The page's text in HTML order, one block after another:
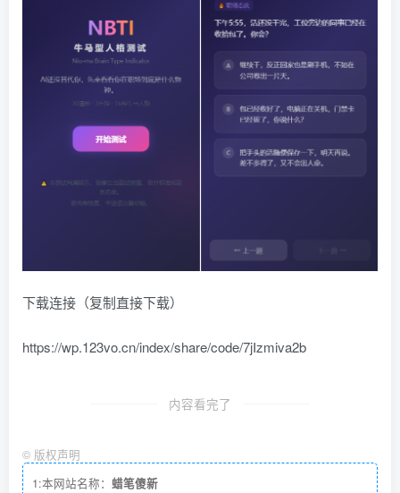
下载连接（复制直接下载）
https://wp.123vo.cn/index/share/code/7jIzmiva2b
内容看完了
© 版权声明
1:本网站名称： 蜡笔傻新